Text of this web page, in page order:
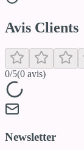
Avis Clients
0/5(0 avis)
Newsletter